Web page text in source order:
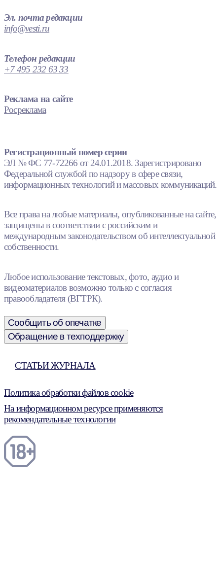
Эл. почта редакции
info@vesti.ru
Телефон редакции
+7 495 232 63 33
Реклама на сайте
Росреклама
Регистрационный номер серии
ЭЛ № ФС 77-72266 от 24.01.2018. Зарегистрировано
Федеральной службой по надзору в сфере связи,
информационных технологий и массовых коммуникаций.
Все права на любые материалы, опубликованные на сайте,
защищены в соответствии с российским и
международным законодательством об интеллектуальной
собственности.
Любое использование текстовых, фото, аудио и
видеоматериалов возможно только с согласия
правообладателя (ВГТРК).
Сообщить об опечатке
Обращение в техподдержку
СТАТЬИ ЖУРНАЛА
Политика обработки файлов cookie
На информационном ресурсе применяются
рекомендательные технологии